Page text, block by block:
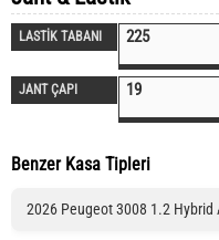
LASTİK TABANI 225
JANT ÇAPI 19
Benzer Kasa Tipleri
2026 Peugeot 3008 1.2 Hybrid